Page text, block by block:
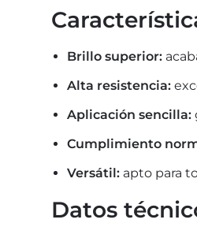
Brillo superior:
Alta resistencia:
Aplicación sencilla:
Cumplimiento
Versátil:apto para
Datos